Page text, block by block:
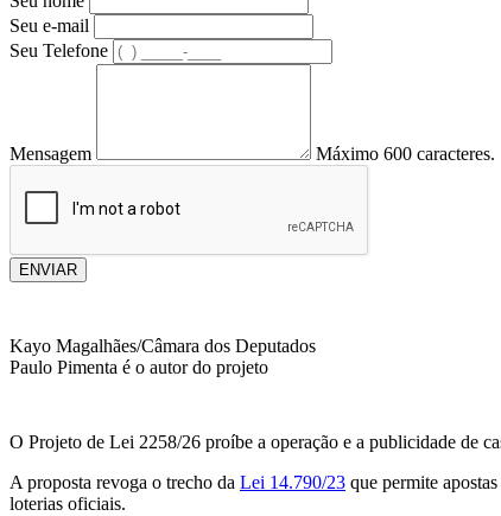
Seu e-mail
Seu Telefone
Mensagem Máximo 600 caracteres.
ENVIAR
Kayo Magalhães/Câmara dos Deputados
Paulo Pimenta é o autor do projeto
O Projeto de Lei 2258/26 proíbe a operação e a publicidade de
A proposta revoga o trecho da Lei 14.790/23 que permite
loterias oficiais.